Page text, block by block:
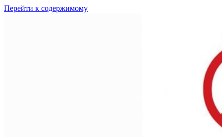
Перейти к содержимому